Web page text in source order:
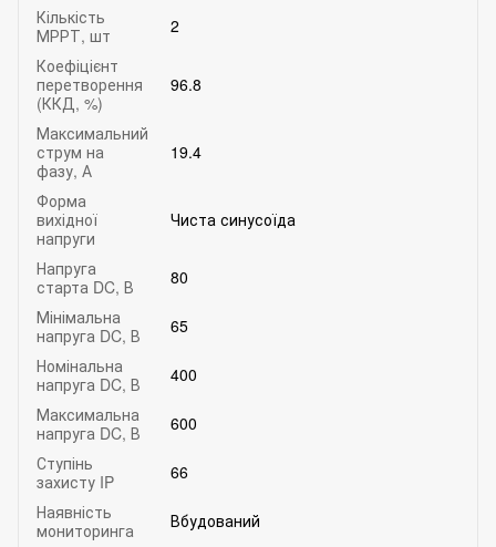
Кількість
МРРТ, шт
2
Коефіцієнт
перетворення
(ККД, %)
96.8
Максимальний
струм на
фазу, А
19.4
Форма
вихідної
напруги
Чиста синусоїда
Напруга
старта DC, В
80
Мінімальна
напруга DC, В
65
Номінальна
напруга DC, В
400
Максимальна
напруга DC, В
600
Ступінь
захисту IP
66
Наявність
мониторинга
Вбудований